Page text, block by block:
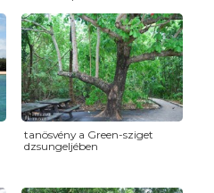
tanösvény a Green-sziget
dzsungeljében